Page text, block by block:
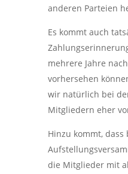
anderen Parteien
Es kommt auch
mehrere Jahre
vorhersehen
wir natürlich bei
Mitgliedern eher
Hinzu kommt, dass
die Mitglieder mit